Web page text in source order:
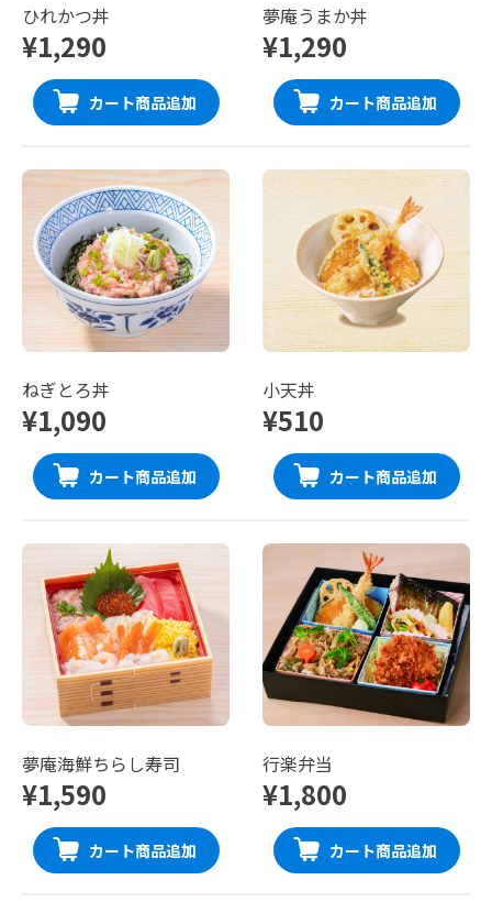
ひれかつ丼
¥1,290
カート商品追加
夢庵うまか丼
¥1,290
カート商品追加
ねぎとろ丼
¥1,090
カート商品追加
小天丼
¥510
カート商品追加
夢庵海鮮ちらし寿司
¥1,590
カート商品追加
行楽弁当
¥1,800
カート商品追加